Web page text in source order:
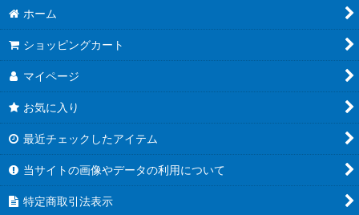
ホーム
ショッピングカート
マイページ
お気に入り
最近チェックしたアイテム
当サイトの画像やデータの利用について
特定商取引法表示